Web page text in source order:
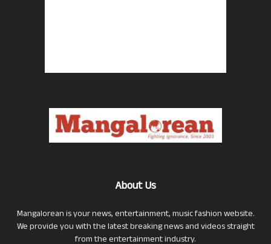
About Us
Mangalorean is your news, entertainment, music fashion website.
We provide you with the latest breaking news and videos straight
from the entertainment industry.